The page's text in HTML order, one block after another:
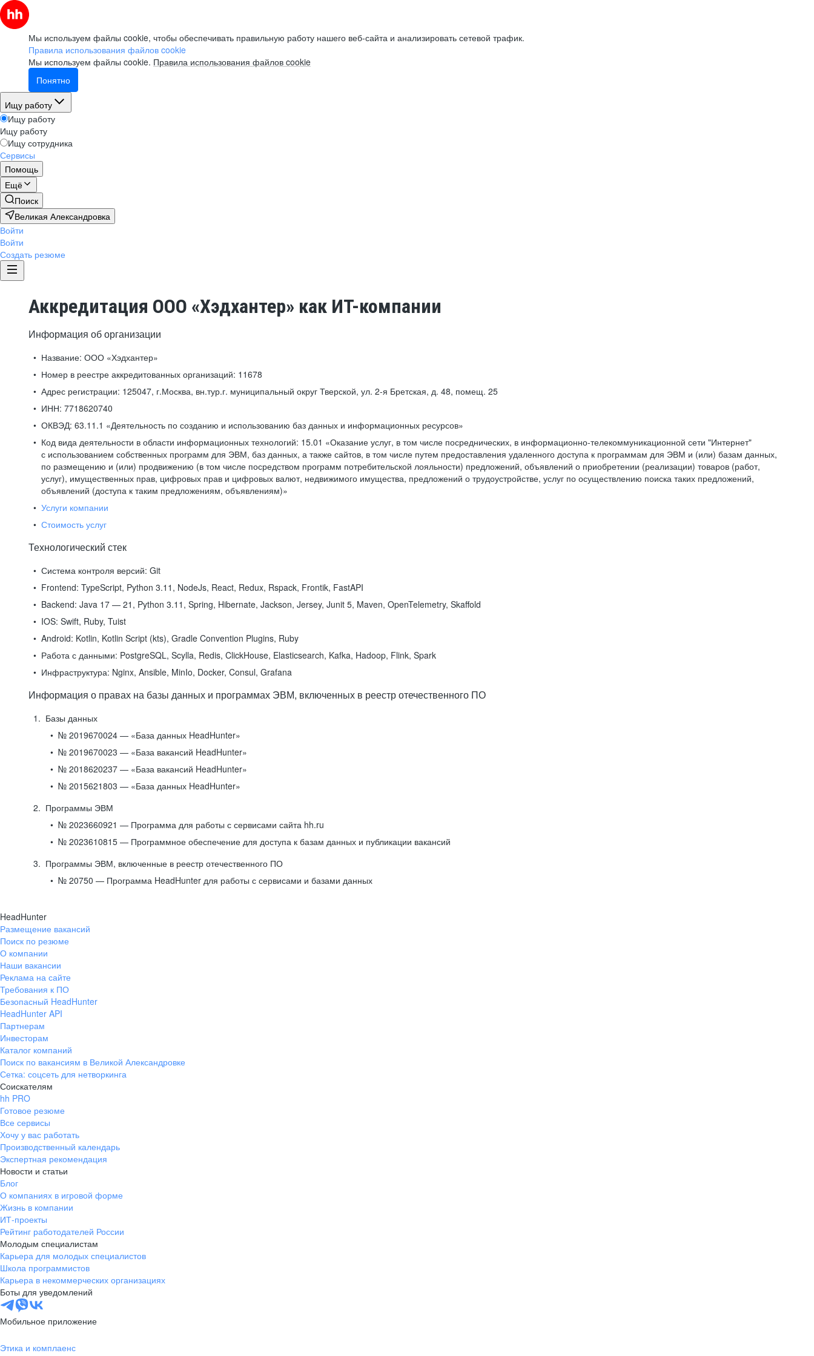
Мы используем файлы cookie, чтобы обеспечивать правильную работу нашего веб-сайта и анализировать сетевой трафик.
Правила использования файлов cookie
Мы используем файлы cookie. Правила использования файлов cookie
Понятно
Ищу работу
Ищу работу
Ищу работу
Ищу сотрудника
Сервисы
Помощь
Ещё
Поиск
Великая Александровка
Войти
Войти
Создать резюме
Аккредитация ООО «Хэдхантер» как ИТ-компании
Информация об организации
Название: ООО «Хэдхантер»
Номер в реестре аккредитованных организаций: 11678
Адрес регистрации: 125047, г.Москва, вн.тур.г. муниципальный округ Тверской, ул. 2-я Бретская, д. 48, помещ. 25
ИНН: 7718620740
ОКВЭД: 63.11.1 «Деятельность по созданию и использованию баз данных и информационных ресурсов»
Код вида деятельности в области информационных технологий: 15.01 «Оказание услуг, в том числе посреднических, в информационно-телекоммуникационной сети "Интернет"
с использованием собственных программ для ЭВМ, баз данных, а также сайтов, в том числе путем предоставления удаленного доступа к программам для ЭВМ и (или) базам данных,
по размещению и (или) продвижению (в том числе посредством программ потребительской лояльности) предложений, объявлений о приобретении (реализации) товаров (работ,
услуг), имущественных прав, цифровых прав и цифровых валют, недвижимого имущества, предложений о трудоустройстве, услуг по осуществлению поиска таких предложений,
объявлений (доступа к таким предложениям, объявлениям)»
Услуги компании
Стоимость услуг
Технологический стек
Система контроля версий: Git
Frontend: TypeScript, Python 3.11, NodeJs, React, Redux, Rspack, Frontik, FastAPI
Backend: Java 17 — 21, Python 3.11, Spring, Hibernate, Jackson, Jersey, Junit 5, Maven, OpenTelemetry, Skaffold
IOS: Swift, Ruby, Tuist
Android: Kotlin, Kotlin Script (kts), Gradle Convention Plugins, Ruby
Работа с данными: PostgreSQL, Scylla, Redis, ClickHouse, Elasticsearch, Kafka, Hadoop, Flink, Spark
Инфраструктура: Nginx, Ansible, MinIo, Docker, Consul, Grafana
Информация о правах на базы данных и программах ЭВМ, включенных в реестр отечественного ПО
Базы данных
№ 2019670024 — «База данных HeadHunter»
№ 2019670023 — «База вакансий HeadHunter»
№ 2018620237 — «База вакансий HeadHunter»
№ 2015621803 — «База данных HeadHunter»
Программы ЭВМ
№ 2023660921 — Программа для работы с сервисами сайта hh.ru
№ 2023610815 — Программное обеспечение для доступа к базам данных и публикации вакансий
Программы ЭВМ, включенные в реестр отечественного ПО
№ 20750 — Программа HeadHunter для работы с сервисами и базами данных
HeadHunter
Размещение вакансий
Поиск по резюме
О компании
Наши вакансии
Реклама на сайте
Требования к ПО
Безопасный HeadHunter
HeadHunter API
Партнерам
Инвесторам
Каталог компаний
Поиск по вакансиям в Великой Александровке
Сетка: соцсеть для нетворкинга
Соискателям
hh PRO
Готовое резюме
Все сервисы
Хочу у вас работать
Производственный календарь
Экспертная рекомендация
Новости и статьи
Блог
О компаниях в игровой форме
Жизнь в компании
ИТ-проекты
Рейтинг работодателей России
Молодым специалистам
Карьера для молодых специалистов
Школа программистов
Карьера в некоммерческих организациях
Боты для уведомлений
Мобильное приложение
Этика и комплаенс